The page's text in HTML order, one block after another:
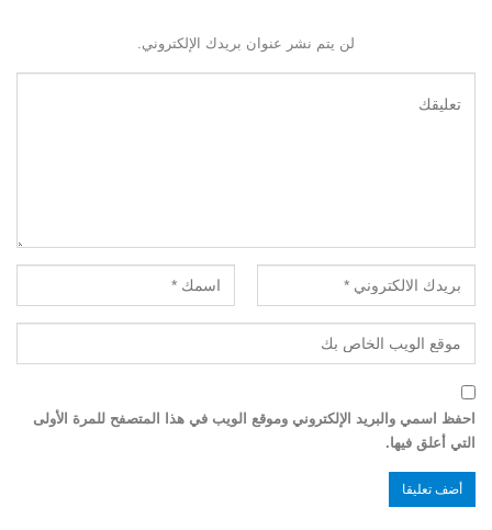
لن يتم نشر عنوان بريدك الإلكتروني.
احفظ اسمي والبريد الإلكتروني وموقع الويب في هذا المتصفح للمرة الأولى
التي أعلق فيها.